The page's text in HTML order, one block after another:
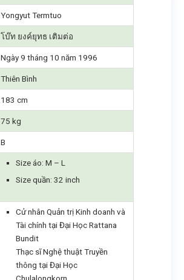
Yongyut Termtuo
โบ๊ท ยงค์ยุทธ เติมต่อ
Ngày 9 tháng 10 năm 1996
Thiên Bình
183 cm
75 kg
B
Size áo: M – L
Size quần: 32 inch
Cử nhân Quản trị Kinh doanh và
Tài chính tại Đại Học Rattana
Bundit
Thạc sĩ Nghệ thuật Truyền
thông tại Đại Học